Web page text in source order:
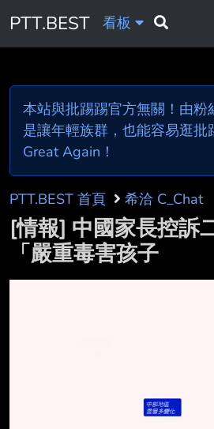
PTT.BEST 看板
本站與批踢踢官方無關！由粉
是讓年輕族群，也能容易逛批
Great Again！
PTT.BEST 首頁 希洽 C_Chat
[情報] 中國家長控訴
「嚴重毒害孩子